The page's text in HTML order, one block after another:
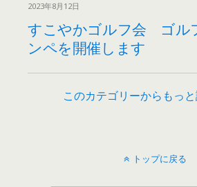
2023年8月12日
すこやかゴルフ会 ゴル
ンペを開催します
このカテゴリーからもっ
トップに戻る